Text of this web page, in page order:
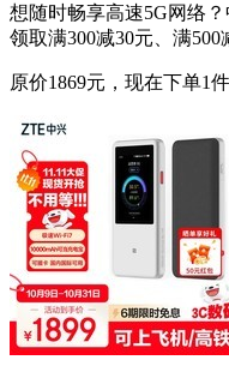
想随时畅享高速5G网络
领取满300减30元、满
原价1869元，现在下单1